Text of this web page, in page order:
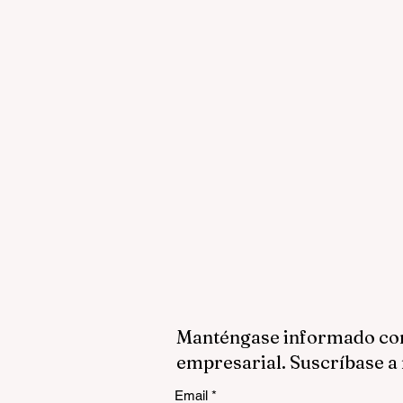
Manténgase informado
empresarial. Suscríbase
Email